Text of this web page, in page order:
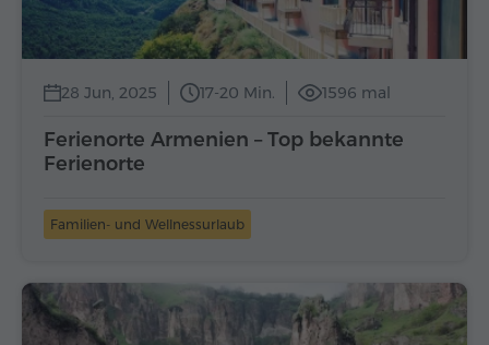
28 Jun, 2025 17-20 Min. 1596 mal
Ferienorte Armenien – Top bekannte
Ferienorte
Familien- und Wellnessurlaub